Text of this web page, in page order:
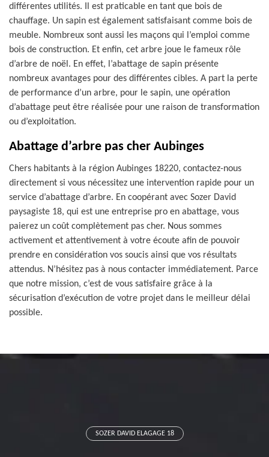
différentes utilités. Il est praticable en tant que bois de
chauffage. Un sapin est également satisfaisant comme bois de
meuble. Nombreux sont aussi les maçons qui l’emploi comme
bois de construction. Et enfin, cet arbre joue le fameux rôle
d’arbre de noël. En effet, l’abattage de sapin présente
nombreux avantages pour des différentes cibles. A part la perte
de performance d’un arbre, pour le sapin, une opération
d’abattage peut être réalisée pour une raison de transformation
ou d’exploitation.
Abattage d’arbre pas cher Aubinges
Chers habitants à la région Aubinges 18220, contactez-nous
directement si vous nécessitez une intervention rapide pour un
service d’abattage d’arbre. En coopérant avec Sozer David
paysagiste 18, qui est une entreprise pro en abattage, vous
paierez un coût complètement pas cher. Nous sommes
activement et attentivement à votre écoute afin de pouvoir
prendre en considération vos soucis ainsi que vos résultats
attendus. N’hésitez pas à nous contacter immédiatement. Parce
que notre mission, c’est de vous satisfaire grâce à la
sécurisation d’exécution de votre projet dans le meilleur délai
possible.
SOZER DAVID ELAGAGE 18